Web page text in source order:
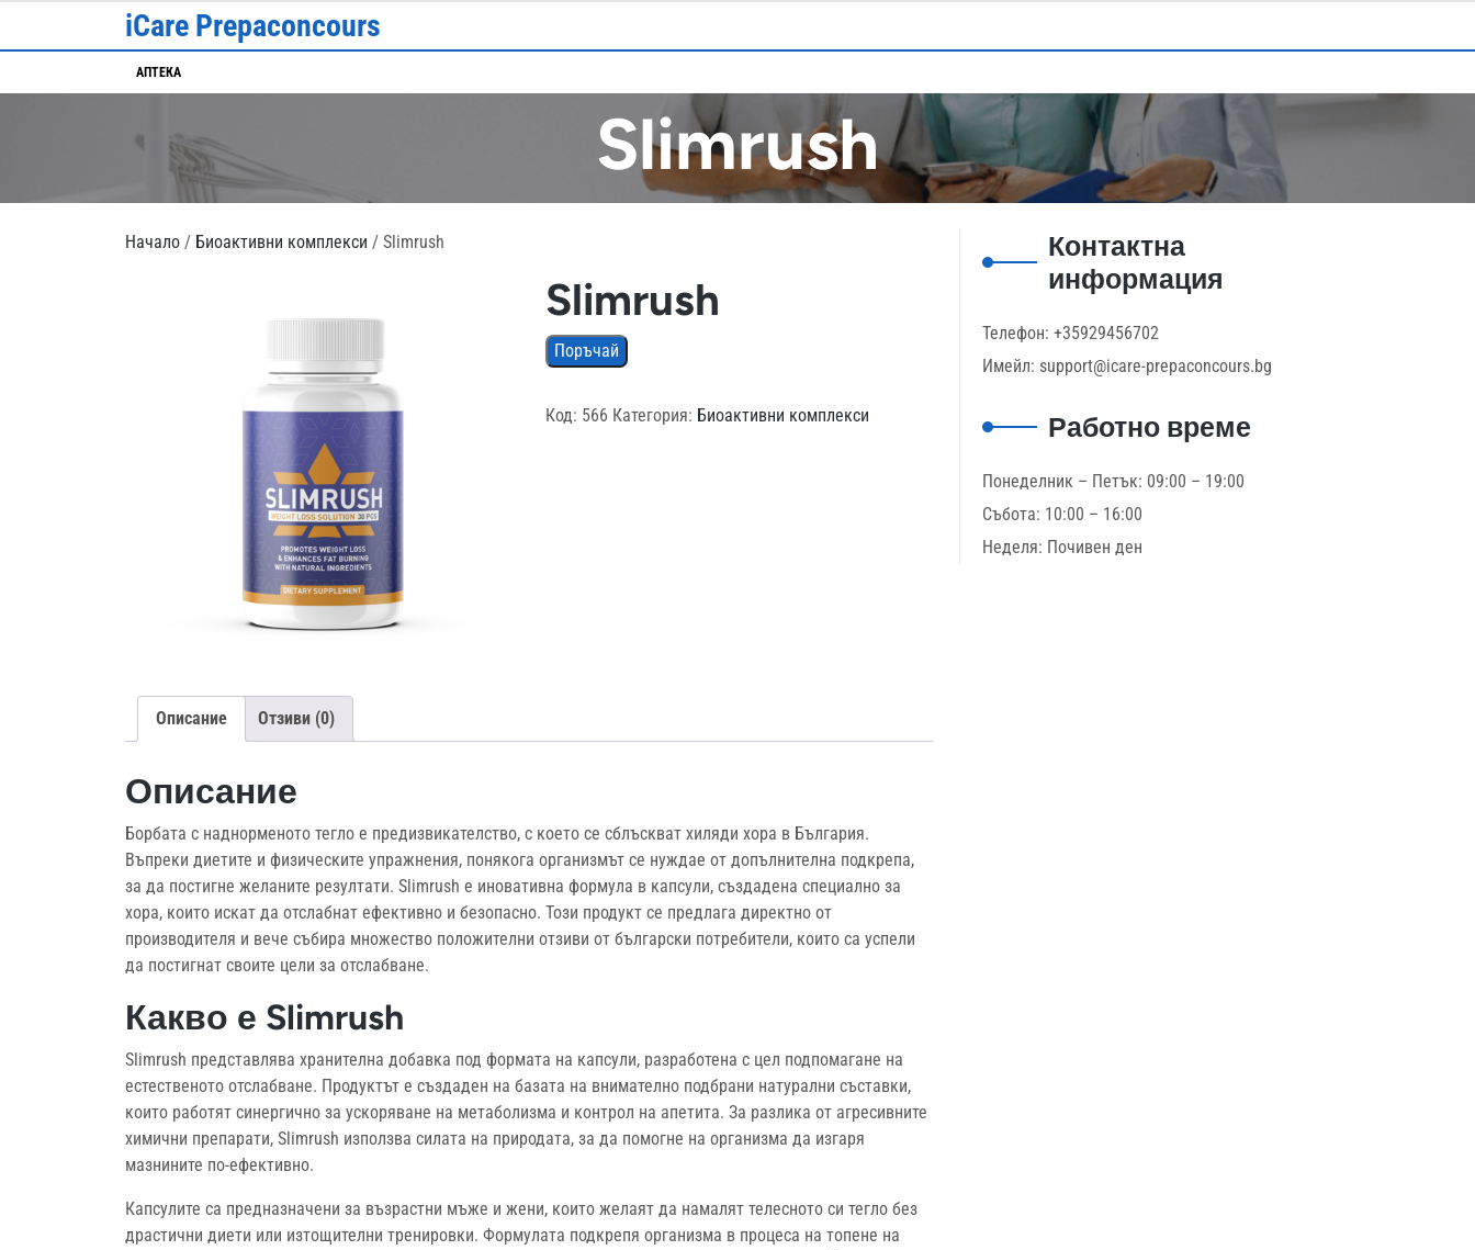
iCare Prepaconcours
АПТЕКА
Slimrush
Начало / Биоактивни комплекси / Slimrush
Slimrush
Поръчай
Код: 566 Категория: Биоактивни комплекси
Описание Отзиви (0)
Описание
Борбата с наднорменото тегло е предизвикателство, с което се сблъскват хиляди хора в България.
Въпреки диетите и физическите упражнения, понякога организмът се нуждае от допълнителна подкрепа,
за да постигне желаните резултати. Slimrush е иновативна формула в капсули, създадена специално за
хора, които искат да отслабнат ефективно и безопасно. Този продукт се предлага директно от
производителя и вече събира множество положителни отзиви от български потребители, които са успели
да постигнат своите цели за отслабване.
Какво е Slimrush
Slimrush представлява хранителна добавка под формата на капсули, разработена с цел подпомагане на
естественото отслабване. Продуктът е създаден на базата на внимателно подбрани натурални съставки,
които работят синергично за ускоряване на метаболизма и контрол на апетита. За разлика от агресивните
химични препарати, Slimrush използва силата на природата, за да помогне на организма да изгаря
мазнините по-ефективно.
Капсулите са предназначени за възрастни мъже и жени, които желаят да намалят телесното си тегло без
драстични диети или изтощителни тренировки. Формулата подкрепя организма в процеса на топене на
Контактна
информация
Телефон: +35929456702
Имейл: support@icare-prepaconcours.bg
Работно време
Понеделник – Петък: 09:00 – 19:00
Събота: 10:00 – 16:00
Неделя: Почивен ден